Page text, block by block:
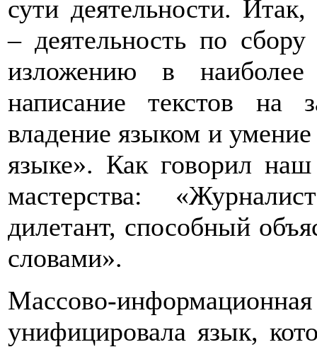
сути деятельности.
– деятельность по
изложению в
написание текстов на
владение языком и
языке». Как говорил наш
мастерства:
дилетант, способный
словами».
Массово-
унифицировала язык,